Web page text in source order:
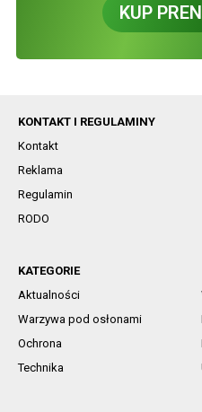
KUP
KONTAKT I REGULAMINY
Kontakt
Reklama
Regulamin
RODO
KATEGORIE
Aktualności
Warzywa pod osłonami
Ochrona
Technika